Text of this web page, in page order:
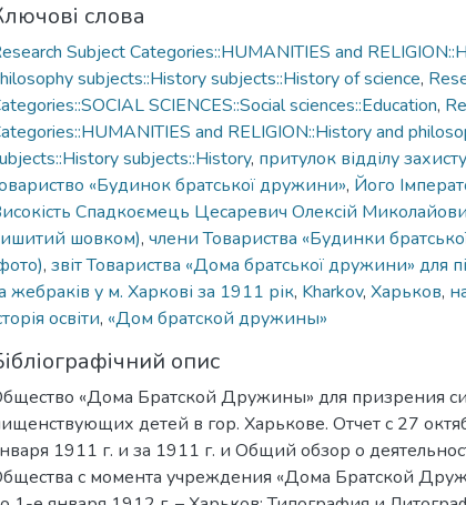
слова
Subject Categories::HUMANITIES and
subjects::History subjects::History of science,
SCIENCES::Social sciences::Education,
and RELIGION::History and
subjects::History, притулок відділу
«Будинок братської дружини», Його
Спадкоємець Цесаревич Олексій
шовком), члени Товариства «Будинки
, звіт Товариства «Дома братської дружини» для
жебраків у м. Харкові за 1911 рік, Kharkov, Харьков,
освіти, «Дом братской дружины»
опис
«Дома Братской Дружины» для призрения
детей в гор. Харькове. Отчет с 27
1911 г. и за 1911 г. и Общий обзор о
с момента учреждения «Дома Братской